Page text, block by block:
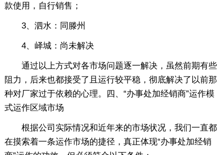
款使用，自行销售；
3、泗水：同滕州
4、峄城：尚未解决
通过以上方式对各市场问题逐一解决，虽然前期有些
阻力，后来也都接受了且运行较平稳，彻底解决了以前那
种对厂家过于依赖的心理。四、“办事处加经销商”运作模
式运作区域市场
根据公司实际情况和近年来的市场状况，我们一直都
在摸索着一条运作市场的捷径，真正体现“办事处加经销